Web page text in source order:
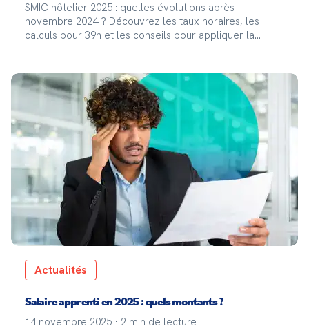
SMIC hôtelier 2025 : quelles évolutions après
novembre 2024 ? Découvrez les taux horaires, les
calculs pour 39h et les conseils pour appliquer la
Actualités
Salaire apprenti en 2025 : quels montants ?
14 novembre 2025 · 2 min de lecture